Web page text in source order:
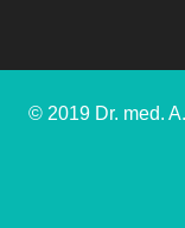
© 2019 Dr. med.